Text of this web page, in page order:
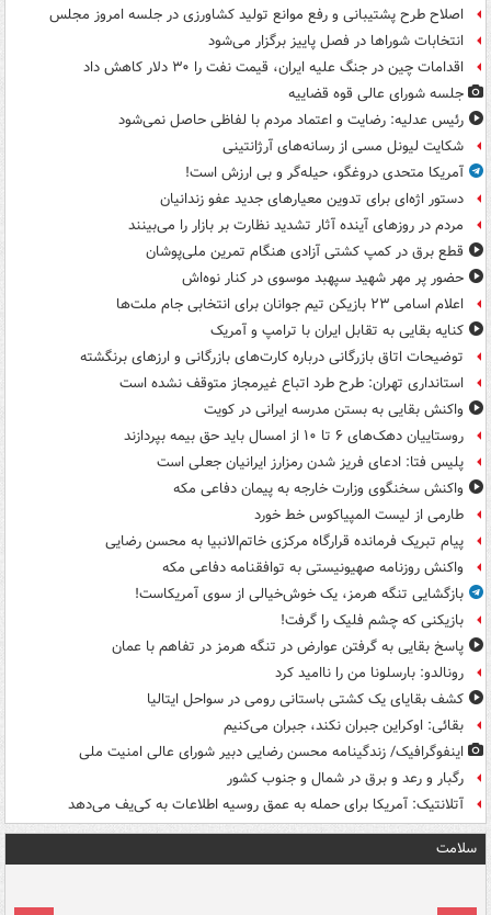
اصلاح طرح پشتیبانی و رفع موانع تولید کشاورزی در جلسه امروز مجلس
انتخابات شوراها در فصل پاییز برگزار می‌شود
اقدامات چین در جنگ علیه ایران، قیمت نفت را ۳۰ دلار کاهش داد
جلسه شورای عالی قوه قضاییه
رئیس عدلیه: رضایت و اعتماد مردم با لفاظی حاصل نمی‌شود
شکایت لیونل مسی از رسانه‌های آرژانتینی
آمریکا متحدی دروغگو، حیله‌گر و بی ارزش است!
دستور اژه‌ای برای تدوین معیارهای جدید عفو زندانیان
مردم در روزهای آینده آثار تشدید نظارت بر بازار را می‌بینند
قطع برق در کمپ کشتی آزادی هنگام تمرین ملی‌پوشان
حضور پر مهر شهید سپهبد موسوی در کنار نوه‌اش
اعلام اسامی ۲۳ بازیکن تیم جوانان برای انتخابی جام ملت‌ها
کنایه بقایی به تقابل ایران با ترامپ و آمریک
توضیحات اتاق بازرگانی درباره کارت‌های بازرگانی و ارزهای برنگشته
استانداری تهران: طرح طرد اتباع غیرمجاز متوقف نشده است
واکنش بقایی به بستن مدرسه ایرانی در کویت
روستاییان دهک‌های ۶ تا ۱۰ از امسال باید حق بیمه بپردازند
پلیس فتا: ادعای فریز شدن رمزارز ایرانیان جعلی است
واکنش سخنگوی وزارت خارجه به پیمان دفاعی مکه
طارمی از لیست المپیاکوس خط خورد
پیام تبریک فرمانده قرارگاه مرکزی خاتم‌الانبیا به محسن رضایی
واکنش روزنامه صهیونیستی به توافقنامه دفاعی مکه
بازگشایی تنگه هرمز، یک خوش‌خیالی از سوی آمریکاست!
بازیکنی که چشم فلیک را گرفت!
پاسخ بقایی به گرفتن عوارض در تنگه هرمز در تفاهم با عمان
رونالدو: بارسلونا من را ناامید کرد
کشف بقایای یک کشتی باستانی رومی در سواحل ایتالیا
بقائی: اوکراین جبران نکند، جبران می‌کنیم
اینفوگرافیک/ زندگینامه محسن رضایی دبیر شورای عالی امنیت‌ ملی
رگبار و رعد و برق در شمال و جنوب کشور
آتلانتیک: آمریکا برای حمله به عمق روسیه اطلاعات به کی‌یف می‌دهد
سلامت